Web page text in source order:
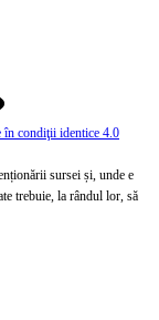
condiţii identice 4.0
sursei și, unde e
trebuie, la rândul lor, să